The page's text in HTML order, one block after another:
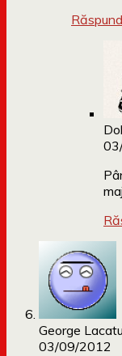
George
03/09/2012